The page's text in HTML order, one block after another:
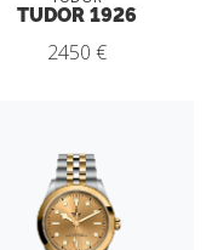
TUDOR 1926
2450 €